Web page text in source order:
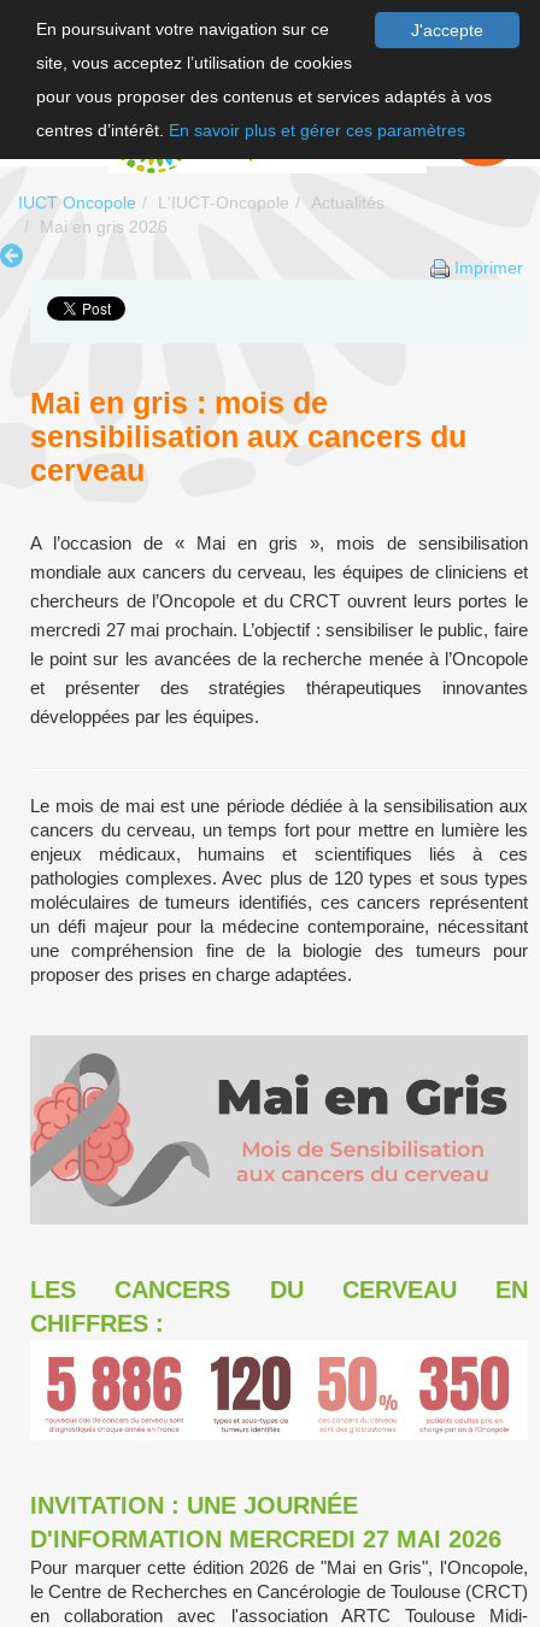
J'accepte
En poursuivant votre navigation sur ce
site, vous acceptez l’utilisation de cookies
pour vous proposer des contenus et services adaptés à vos
centres d’intérêt. En savoir plus et gérer ces paramètres
FAIRE UN
DON
IUCT Oncopole L'IUCT-Oncopole
Actualités
Mai en gris 2026
Imprimer
Mai en gris : mois de
sensibilisation aux cancers du
cerveau
A l’occasion de « Mai en gris », mois de sensibilisation
mondiale aux cancers du cerveau, les équipes de cliniciens et
chercheurs de l’Oncopole et du CRCT ouvrent leurs portes le
mercredi 27 mai prochain. L’objectif : sensibiliser le public, faire
le point sur les avancées de la recherche menée à l’Oncopole
et présenter des stratégies thérapeutiques innovantes
développées par les équipes.
Le mois de mai est une période dédiée à la sensibilisation aux
cancers du cerveau, un temps fort pour mettre en lumière les
enjeux médicaux, humains et scientifiques liés à ces
pathologies complexes. Avec plus de 120 types et sous types
moléculaires de tumeurs identifiés, ces cancers représentent
un défi majeur pour la médecine contemporaine, nécessitant
une compréhension fine de la biologie des tumeurs pour
proposer des prises en charge adaptées.
LES CANCERS DU CERVEAU EN
CHIFFRES :
INVITATION : UNE JOURNÉE
D'INFORMATION MERCREDI 27 MAI 2026
Pour marquer cette édition 2026 de "Mai en Gris", l'Oncopole,
le Centre de Recherches en Cancérologie de Toulouse (CRCT)
en collaboration avec l'association ARTC Toulouse Midi-